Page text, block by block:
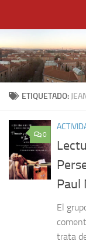
ETIQUETADO:
0
Paul
El
trata